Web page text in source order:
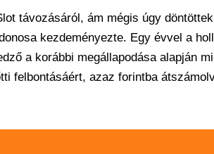
távozásáról, ám mégis úgy
kezdeményezte. Egy évvel a
a korábbi megállapodása alapján
felbontásáért, azaz forintba